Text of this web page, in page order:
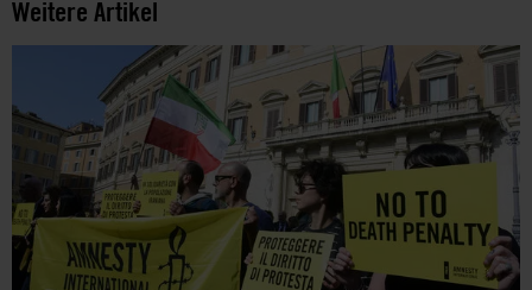
Weitere Artikel